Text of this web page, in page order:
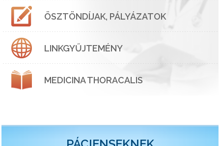
ÖSZTÖNDÍJAK, PÁLYÁZATOK
LINKGYŰJTEMÉNY
MEDICINA THORACALIS